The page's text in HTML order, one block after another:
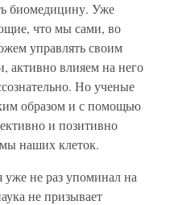
биомедицину. Уже
что мы сами, во
управлять своим
активно влияем на него
Но ученые
образом и с помощью
и позитивно
наших клеток.
не раз упоминал на
не призывает